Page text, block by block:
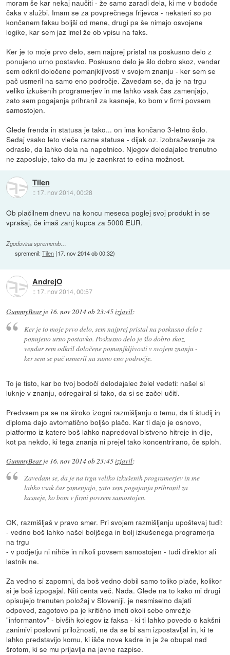
moram še kar nekaj naučiti - že samo zaradi dela, ki me v bodoče
čaka v službi. Imam se za povprečnega frijevca - nekateri so po
končanem faksu boljši od mene, drugi pa še nimajo osvojene
logike, kar sem jaz imel že ob vpisu na faks.
Ker je to moje prvo delo, sem najprej pristal na poskusno delo z
ponujeno urno postavko. Poskusno delo je šlo dobro skoz, vendar
sem odkril določene pomanjkljivosti v svojem znanju - ker sem se
pač usmeril na samo eno področje. Zavedam se, da je na trgu
veliko izkušenih programerjev in me lahko vsak čas zamenjajo,
zato sem pogajanja prihranil za kasneje, ko bom v firmi povsem
samostojen.
Glede frenda in statusa je tako... on ima končano 3-letno šolo.
Sedaj vsako leto vleče razne statuse - dijak oz. izobraževanje za
odrasle, da lahko dela na napotnico. Njegov delodajalec trenutno
ne zaposluje, tako da mu je zaenkrat to edina možnost.
Tilen
:: 17. nov 2014, 00:28
Ob plačilnem dnevu na koncu meseca poglej svoj produkt in se
vprašaj, če imaš zanj kupca za 5000 EUR.
Zgodovina sprememb…
spremenil:Tilen(17. nov 2014 ob 00:32)
AndrejO
:: 17. nov 2014, 00:57
GummyBearje 16. nov 2014 ob 23:45izjavil:
Ker je to moje prvo delo, sem najprej pristal na poskusno delo z
ponujeno urno postavko. Poskusno delo je šlo dobro skoz,
vendar sem odkril določene pomanjkljivosti v svojem znanju -
ker sem se pač usmeril na samo eno področje.
To je tisto, kar bo tvoj bodoči delodajalec želel vedeti: našel si
luknje v znanju, odregairal si tako, da si se začel učiti.
Predvsem pa se na široko izogni razmišljanju o temu, da ti študij in
diploma dajo avtomatično boljšo plačo. Kar ti dajo je osnovo,
platformo iz katere boš lahko napredoval bistveno hitreje in dlje,
kot pa nekdo, ki tega znanja ni prejel tako koncentrirano, če sploh.
GummyBearje 16. nov 2014 ob 23:45izjavil:
Zavedam se, da je na trgu veliko izkušenih programerjev in me
lahko vsak čas zamenjajo, zato sem pogajanja prihranil za
kasneje, ko bom v firmi povsem samostojen.
OK, razmišljaš v pravo smer. Pri svojem razmišljanju upoštevaj tudi:
- vedno boš lahko našel boljšega in bolj izkušenega programerja
na trgu
- v podjetju ni nihče in nikoli povsem samostojen - tudi direktor ali
lastnik ne.
Za vedno si zapomni, da boš vedno dobil samo toliko plače, kolikor
si je boš izpogajal. Niti centa več. Nada. Glede na to kako mi drugi
opisujejo trenuten položaj v Sloveniji, je nesmiselno dajati
odpoved, zagotovo pa je kritično imeti okoli sebe omrežje
"informantov" - bivših kolegov iz faksa - ki ti lahko povedo o kakšni
zanimivi poslovni priložnosti, ne da se bi sam izpostavljal in, ki te
lahko predstavijo komu, ki išče nove kadre in je že obupal nad
šrotom, ki se mu prijavlja na javne razpise.